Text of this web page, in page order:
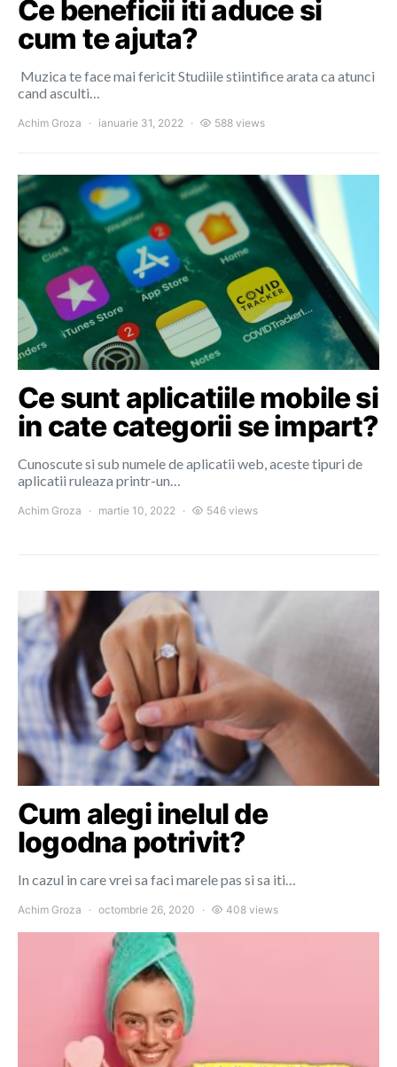
Ce beneficii iti aduce si
cum te ajuta?
Muzica te face mai fericit Studiile stiintifice arata ca atunci
cand asculti…
Achim Groza ianuarie 31, 2022 588 views
Ce sunt aplicatiile mobile si
in cate categorii se impart?
Cunoscute si sub numele de aplicatii web, aceste tipuri de
aplicatii ruleaza printr-un…
Achim Groza martie 10, 2022 546 views
Cum alegi inelul de
logodna potrivit?
In cazul in care vrei sa faci marele pas si sa iti…
Achim Groza octombrie 26, 2020 408 views